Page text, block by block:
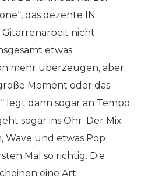
das dezente IN
Gitarrenarbeit nicht
etwas
mehr überzeugen, aber
Moment oder das
legt dann sogar an Tempo
sogar ins Ohr. Der Mix
Wave und etwas Pop
Mal so richtig. Die
eine Art